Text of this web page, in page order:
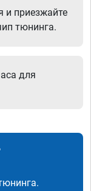
и приезжайте
тюнинга.
для